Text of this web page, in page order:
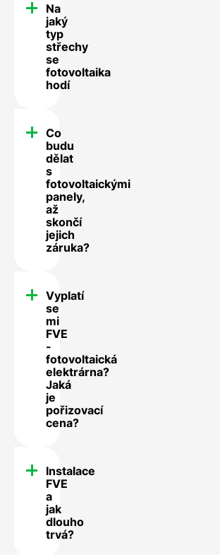
Na
jaký
typ
střechy
se
fotovoltaika
hodí
Co
budu
dělat
s
fotovoltaickými
panely,
až
skončí
jejich
záruka?
Vyplatí
se
mi
FVE
-
fotovoltaická
elektrárna?
Jaká
je
pořizovací
cena?
Instalace
FVE
a
jak
dlouho
trvá?